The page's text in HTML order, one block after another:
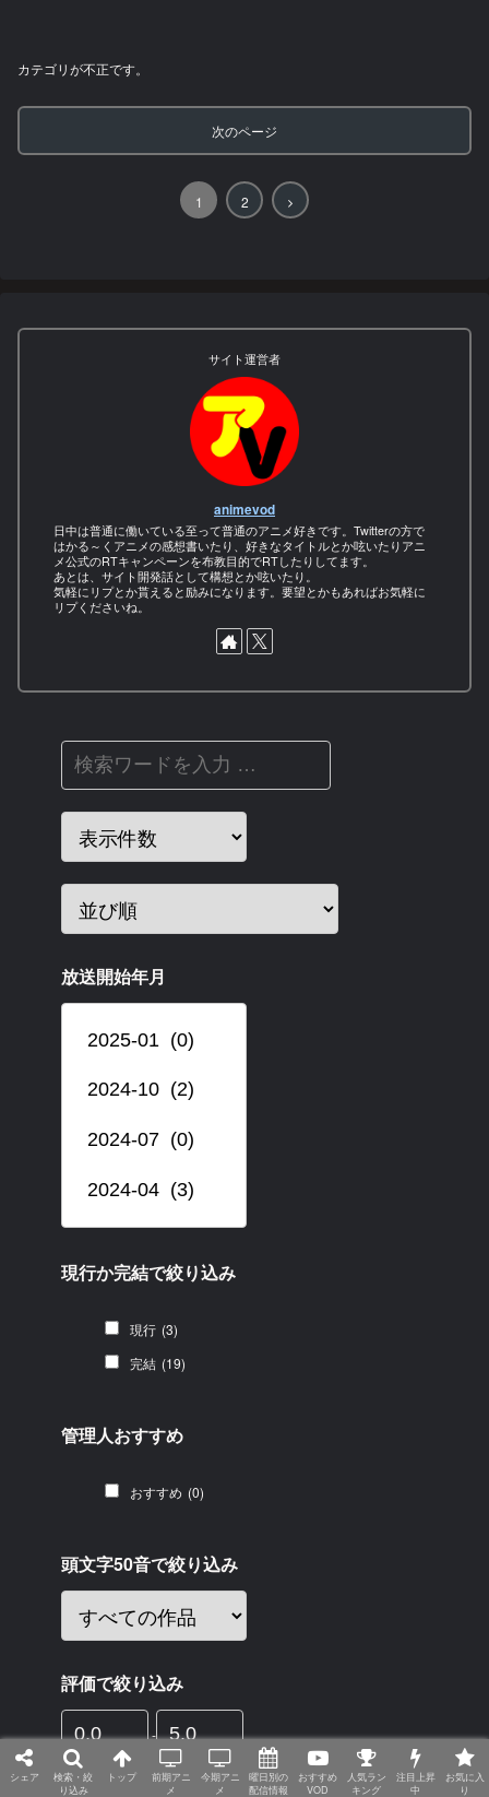
カテゴリが不正です。
次のページ
1 2
次
サイト運営者
animevod
日中は普通に働いている至って普通のアニメ好きです。Twitterの方で
はかる～くアニメの感想書いたり、好きなタイトルとか呟いたりアニ
メ公式のRTキャンペーンを布教目的でRTしたりしてます。
あとは、サイト開発話として構想とか呟いたり。
気軽にリプとか貰えると励みになります。要望とかもあればお気軽に
リプくださいね。
放送開始年月
現行か完結で絞り込み
現行 (3)
完結 (19)
管理人おすすめ
おすすめ (0)
頭文字50音で絞り込み
評価で絞り込み
-
シェア
検索・絞
り込み
トップ
前期アニ
メ
今期アニ
メ
曜日別の
配信情報
おすすめ
VOD
人気ラン
キング
注目上昇
中
お気に入
り